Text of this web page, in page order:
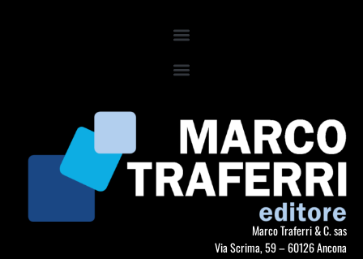
Marco Traferri & C. sas
Via Scrima, 59 – 60126 Ancona